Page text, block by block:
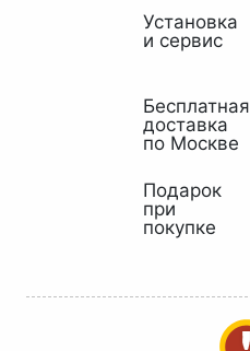
Установка
и сервис
Бесплатная
доставка
по Москве
Подарок
при
покупке